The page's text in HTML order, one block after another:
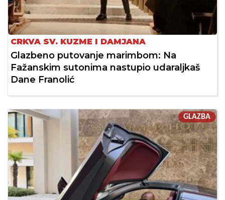
CRKVA SV. KUZME I DAMJANA
Glazbeno putovanje marimbom: Na
Fažanskim sutonima nastupio udaraljkaš
Dane Franolić
GLAZBA